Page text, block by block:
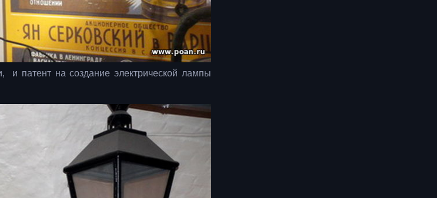
и патент на создание электрической лампы